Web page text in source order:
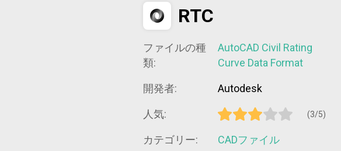
RTC
ファイルの種
類:
AutoCAD Civil Rating
Curve Data Format
開発者: Autodesk
人気: (3/5)
カテゴリー: CADファイル